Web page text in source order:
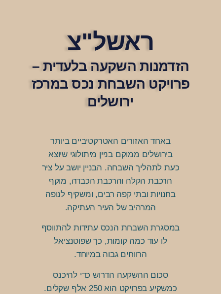
ראשל"צ
הזדמנות השקעה בלעדית –
פרויקט השבחת נכס במרכז
ירושלים
באחד האזורים האטרקטיביים ביותר
בירושלים ממוקם בניין מיתולוגי שיוצא
כעת לתהליך השבחה. הבניין יושב על ציר
הרכבת הקלה והרכבת הכבדה, מוקף
בחנויות ובתי קפה רבים, ומשקיף לנופה
המרהיב של העיר העתיקה.
במסגרת השבחת הנכס עתידות להתווסף
לו עוד כמה קומות, כך שפוטנציאל
הרווחים גבוה במיוחד.
סכום ההשקעה הדרוש כדי להיכנס
כמשקיע בפרויקט הוא 250 אלף שקלים.